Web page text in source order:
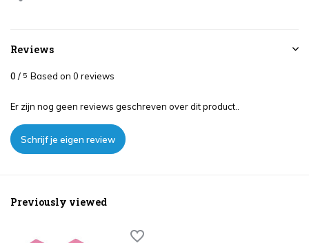
Reviews
0 / 5 Based on 0 reviews
Er zijn nog geen reviews geschreven over dit product..
Schrijf je eigen review
Previously viewed